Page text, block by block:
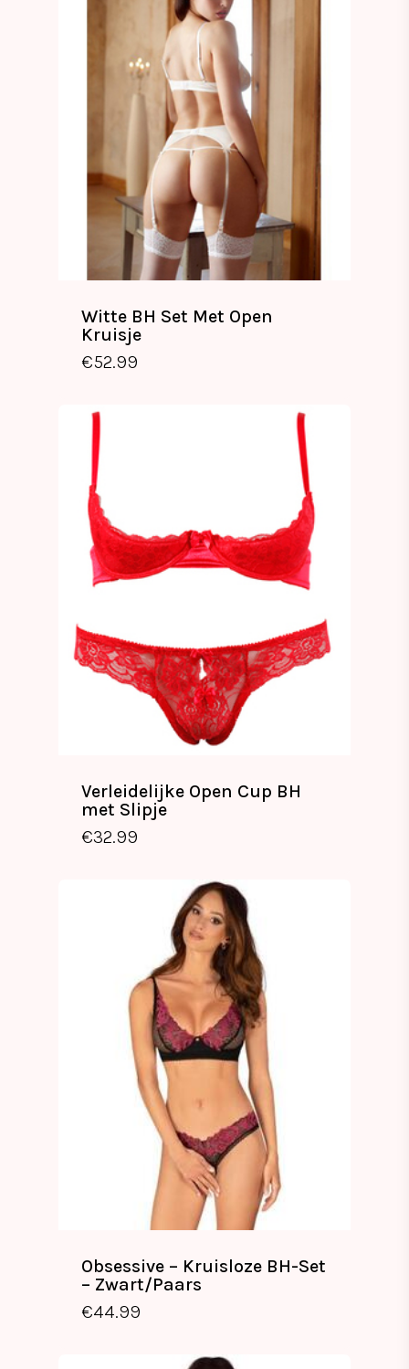
Witte BH Set Met Open
Kruisje
€52.99
Verleidelijke Open Cup BH
met Slipje
€32.99
Obsessive – Kruisloze BH-Set
– Zwart/Paars
€44.99